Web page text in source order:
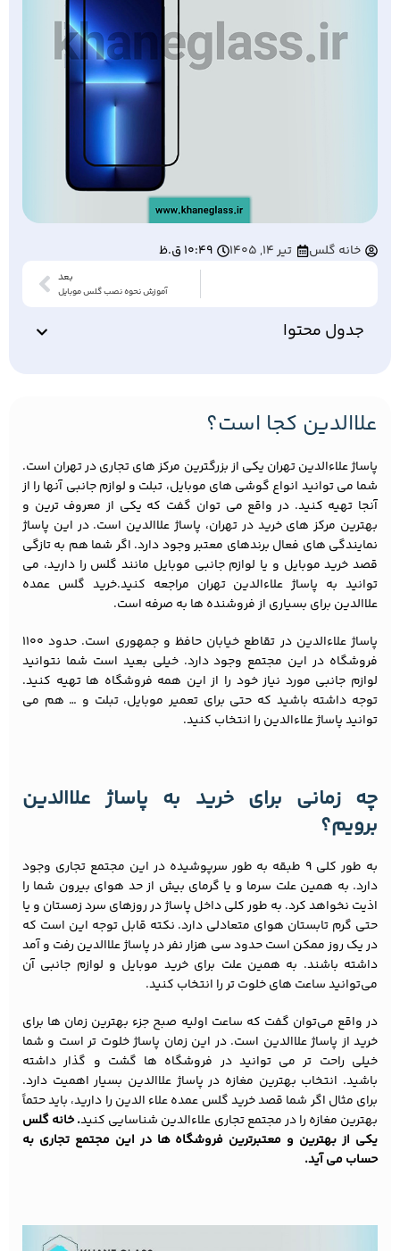
خانه گلس تیر 14, 1405 10:49 ق.ظ
بعد
آموزش نحوه نصب گلس موبایل
جدول محتوا
علاالدین کجا است؟
پاساژ علاءالدین تهران یکی از بزرگترین مرکز های تجاری در تهران است.
شما می توانید انواع گوشی های موبایل، تبلت و لوازم جانبی آنها را از
آنجا تهیه کنید. در واقع می توان گفت که یکی از معروف ترین و
بهترین مرکز های خرید در تهران، پاساژ علاالدین است. در این پاساژ
نمایندگی های فعال برندهای معتبر وجود دارد. اگر شما هم به تازگی
قصد خرید موبایل و یا لوازم جانبی موبایل مانند گلس را دارید، می
توانید به پاساژ علاءالدین تهران مراجعه کنید.خرید گلس عمده
علاالدین برای بسیاری از فروشنده ها به صرفه است.
پاساژ علاءالدین در تقاطع خیابان حافظ و جمهوری است. حدود ۱۱۰۰
فروشگاه در این مجتمع وجود دارد. خیلی بعید است شما نتوانید
لوازم جانبی مورد نیاز خود را از این همه فروشگاه ها تهیه کنید.
توجه داشته باشید که حتی برای تعمیر موبایل، تبلت و … هم می
توانید پاساژ علاءالدین را انتخاب کنید.
چه زمانی برای خرید به پاساژ علاالدین
برویم؟
به طور کلی 9 طبقه به طور سرپوشیده در این مجتمع تجاری وجود
دارد. به همین علت سرما و یا گرمای بیش از حد هوای بیرون شما را
اذیت نخواهد کرد. به طور کلی داخل پاساژ در روزهای سرد زمستان و یا
حتی گرم تابستان هوای متعادلی دارد. نکته قابل توجه این است که
در یک روز ممکن است حدود سی هزار نفر در پاساژ علاالدین رفت و آمد
داشته باشند. به همین علت برای خرید موبایل و لوازم جانبی آن
می‌توانید ساعت های خلوت تر را انتخاب کنید.
در واقع می‌توان گفت که ساعت اولیه صبح جزء بهترین زمان ها برای
خرید از پاساژ علاالدین است. در این زمان پاساژ خلوت تر است و شما
خیلی راحت تر می توانید در فروشگاه ها گشت و گذار داشته
باشید. انتخاب بهترین مغازه در پاساژ علاالدین بسیار اهمیت دارد.
برای مثال اگر شما قصد خرید گلس عمده علاء الدین را دارید، باید حتماً
بهترین مغازه را در مجتمع تجاری علاءالدین شناسایی کنید. خانه گلس
یکی از بهترین و معتبرترین فروشگاه ها در این مجتمع تجاری به
حساب می آید.